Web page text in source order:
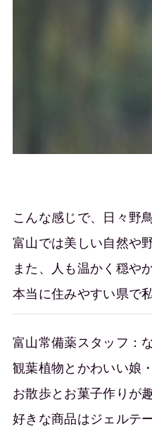
こんな感じで、日々野
富山では美しい自然や
また、人も温かく穏や
本当に住みやすい県で
富山常備薬スタッフ：
観葉植物とかわいい娘
お散歩とお菓子作りが趣
好きな商品はジェルテ